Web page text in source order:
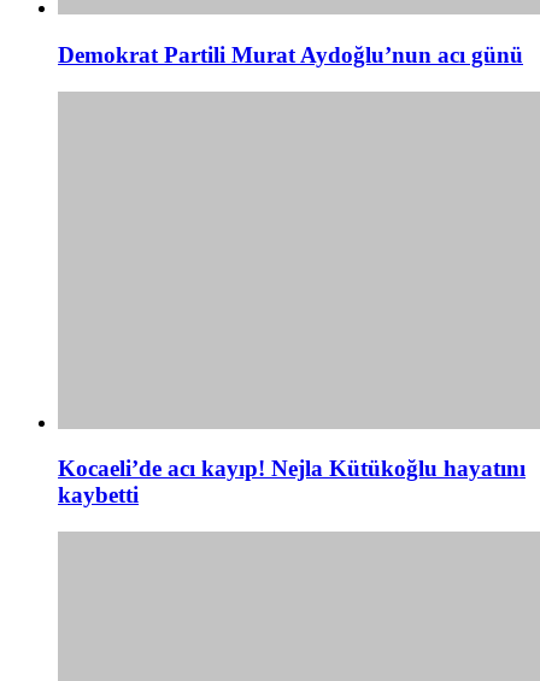
Demokrat Partili Murat Aydoğlu’nun acı günü
Kocaeli’de acı kayıp! Nejla Kütükoğlu hayatını
kaybetti